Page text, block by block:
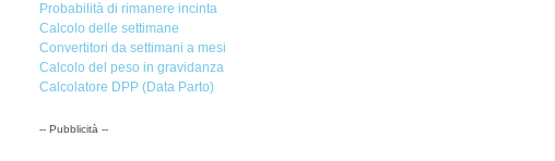
Probabilità di rimanere incinta
Calcolo delle settimane
Convertitori da settimani a mesi
Calcolo del peso in gravidanza
Calcolatore DPP (Data Parto)
-- Pubblicità --